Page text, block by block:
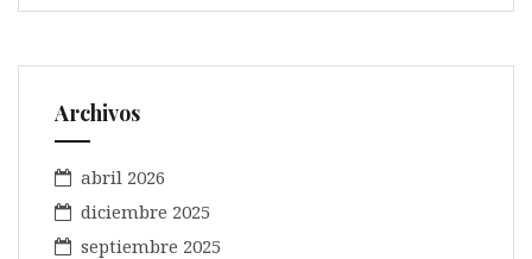
Archivos
abril 2026
diciembre 2025
septiembre 2025